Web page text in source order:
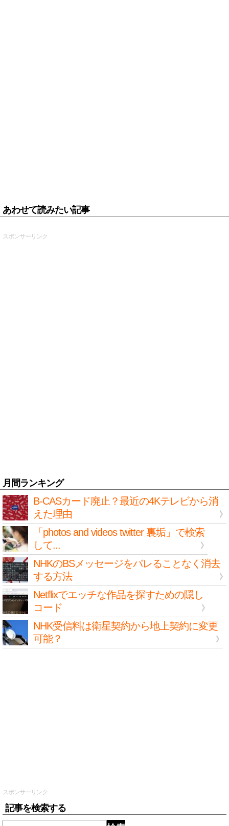
あわせて読みたい記事
スポンサーリンク
月間ランキング
B-CASカード廃止？最近の4Kテレビから消
えた理由
「photos and videos twitter 裏垢」で検索
して...
NHKのBSメッセージをバレることなく消去
する方法
Netflixでエッチな作品を探すための隠し
コード
NHK受信料は衛星契約から地上契約に変更
可能？
スポンサーリンク
記事を検索する